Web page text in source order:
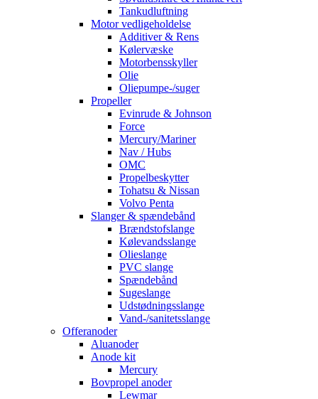
Tankudluftning
Motor vedligeholdelse
Additiver & Rens
Kølervæske
Motorbensskyller
Olie
Oliepumpe-/suger
Propeller
Evinrude & Johnson
Force
Mercury/Mariner
Nav / Hubs
OMC
Propelbeskytter
Tohatsu & Nissan
Volvo Penta
Slanger & spændebånd
Brændstofslange
Kølevandsslange
Olieslange
PVC slange
Spændebånd
Sugeslange
Udstødningsslange
Vand-/sanitetsslange
Offeranoder
Aluanoder
Anode kit
Mercury
Bovpropel anoder
Lewmar